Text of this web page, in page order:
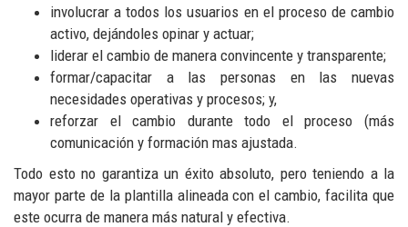
involucrar a todos los usuarios en el proceso de cambio
activo, dejándoles opinar y actuar;
liderar el cambio de manera convincente y transparente;
formar/capacitar a las personas en las nuevas
necesidades operativas y procesos; y,
reforzar el cambio durante todo el proceso (más
comunicación y formación mas ajustada.
Todo esto no garantiza un éxito absoluto, pero teniendo a la
mayor parte de la plantilla alineada con el cambio, facilita que
este ocurra de manera más natural y efectiva.